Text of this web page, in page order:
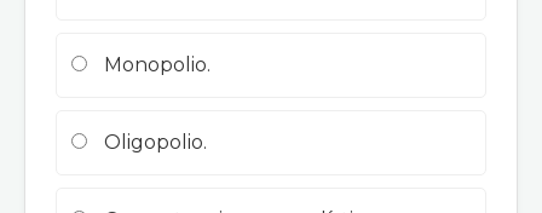
Monopolio.
Oligopolio.